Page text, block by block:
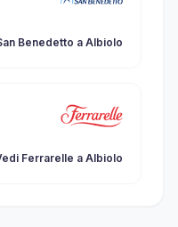
Benedetto a Albiolo
Ferrarelle a Albiolo